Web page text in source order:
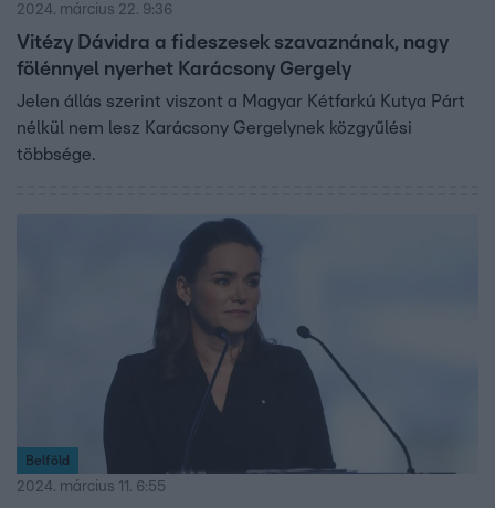
2024. március 22. 9:36
Vitézy Dávidra a fideszesek szavaznának, nagy
fölénnyel nyerhet Karácsony Gergely
Jelen állás szerint viszont a Magyar Kétfarkú Kutya Párt
nélkül nem lesz Karácsony Gergelynek közgyűlési
többsége.
Belföld
2024. március 11. 6:55